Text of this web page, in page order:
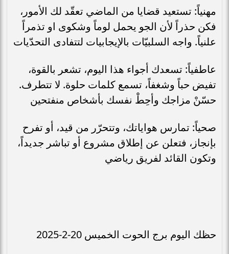
مهنياً: تستعيد قضايا من الماضي تعقّد لك الأمور،
فكن حذراً لأن الجو يحمل لوماً وشكوى او تذمراً
علنياً. واجه السلبيّات بالإيجابيات لتتفادى التحدّيات
عاطفياً: تسعدك أجواء هذا اليوم، تشعر بالقوة،
تفيض حباً وشغفاً، تسمع كلمات حلوة. لا تتطرف.
حسّنْ مزاجك وأحِطْ نفسك بأشخاص منفتحين
صحياً: تمارس هواياتك، وتتحرّر من قيد، أو تفرح
بإنجاز، فتعلن عن إطلاق مشروع أو تباشر جديداً،
وتكون القائد لفريق رياضي
حظك اليوم برج الحوت الخميس 20-2-2025